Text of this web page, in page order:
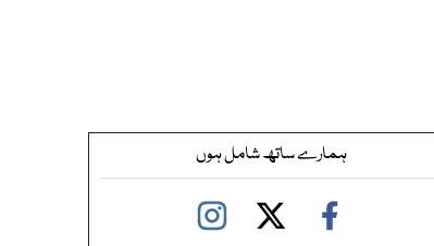
ہمارے ساتھ شامل ہوں